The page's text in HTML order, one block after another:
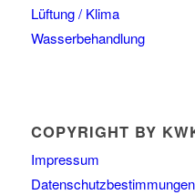
Lüftung / Klima
Wasserbehandlung
COPYRIGHT BY
Impressum
Datenschutzbestimmungen